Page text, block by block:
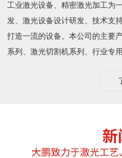
工业激光设备、精密激光加工为
发、激光设备设计研发、技术支
打造一流的设备。本公司的主要
系列、激光切割机系列、行业专